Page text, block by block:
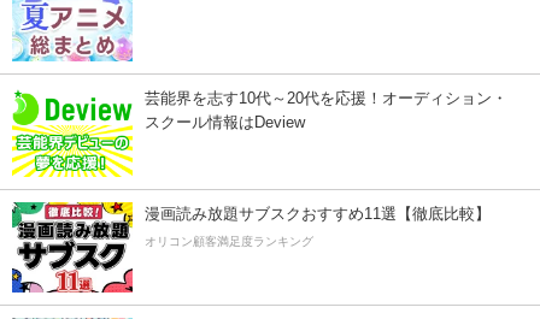
芸能界を志す10代～20代を応援！オーディション・
スクール情報はDeview
漫画読み放題サブスクおすすめ11選【徹底比較】
オリコン顧客満足度ランキング